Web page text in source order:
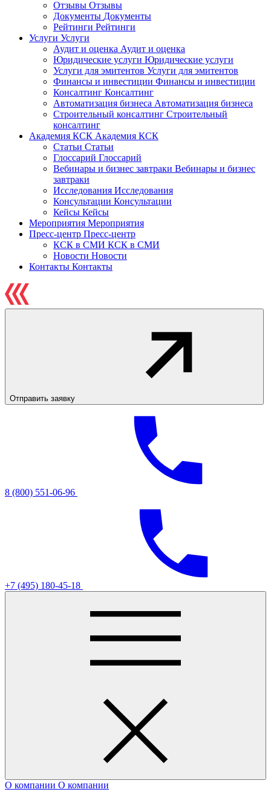
Отзывы Отзывы
Документы Документы
Рейтинги Рейтинги
Услуги Услуги
Аудит и оценка Аудит и оценка
Юридические услуги Юридические услуги
Услуги для эмитентов Услуги для эмитентов
Финансы и инвестиции Финансы и инвестиции
Консалтинг Консалтинг
Автоматизация бизнеса Автоматизация бизнеса
Строительный консалтинг Строительный
консалтинг
Академия КСК Академия КСК
Статьи Статьи
Глоссарий Глоссарий
Вебинары и бизнес завтраки Вебинары и бизнес
завтраки
Исследования Исследования
Консультации Консультации
Кейсы Кейсы
Мероприятия Мероприятия
Пресс-центр Пресс-центр
КСК в СМИ КСК в СМИ
Новости Новости
Контакты Контакты
Отправить заявку
8 (800) 551-06-96
+7 (495) 180-45-18
О компании О компании